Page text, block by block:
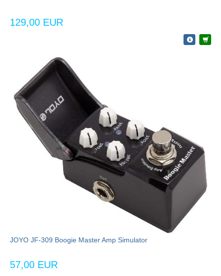
129,00 EUR
JOYO JF-309 Boogie Master Amp Simulator
57,00 EUR